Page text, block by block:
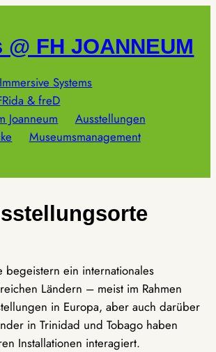
FH JOANNEUM
Systems
& freD
Joanneum
Ausstellungen
Museumsmanagement
begeistern ein internationales
Ländern – meist im Rahmen
in Europa, aber auch darüber
in Trinidad und Tobago haben
Installationen interagiert.